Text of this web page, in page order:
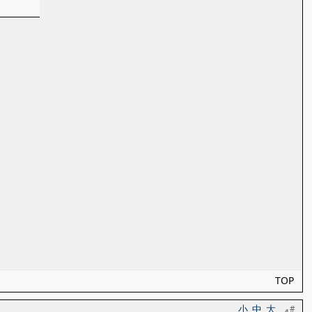
TOP
#
大
中
小